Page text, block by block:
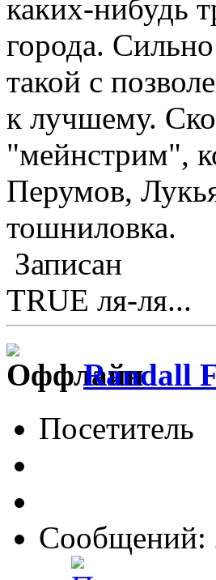
каких-нибудь
города.
такой с
к лучшему.
"мейнстрим",
Перумов,
тошниловка.
Записан
TRUE ля-ля...
Randall
Посетитель
Сообщений: